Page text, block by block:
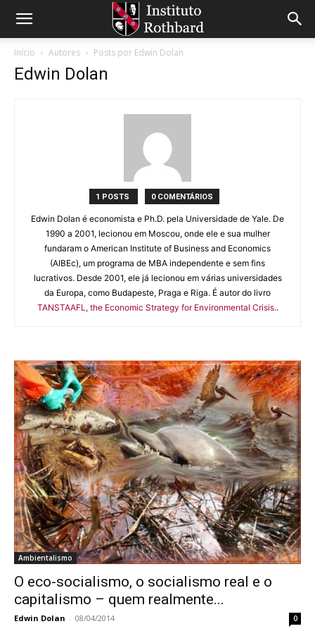
Início Autores Posts por Edwin Dolan
Edwin Dolan
1 POSTS 0 COMENTÁRIOS
Edwin Dolan é economista e Ph.D. pela Universidade de Yale. De
1990 a 2001, lecionou em Moscou, onde ele e sua mulher
fundaram o American Institute of Business and Economics
(AIBEc), um programa de MBA independente e sem fins
lucrativos. Desde 2001, ele já lecionou em várias universidades
da Europa, como Budapeste, Praga e Riga. É autor do livro
TANSTAAFL, the Economic Strategy for Environmental Crisis..
Ambientalismo
O eco-socialismo, o socialismo real e o
capitalismo – quem realmente...
Edwin Dolan - 08/04/2014 0